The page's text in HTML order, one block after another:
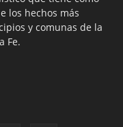
los hechos más
y comunas de la
Fe.